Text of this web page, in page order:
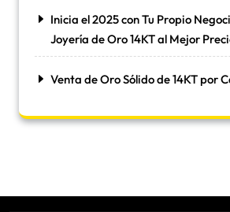
Inicia el 2025 con Tu Propio
Joyería de Oro 14KT al Mejor
Venta de Oro Sólido de 14KT por